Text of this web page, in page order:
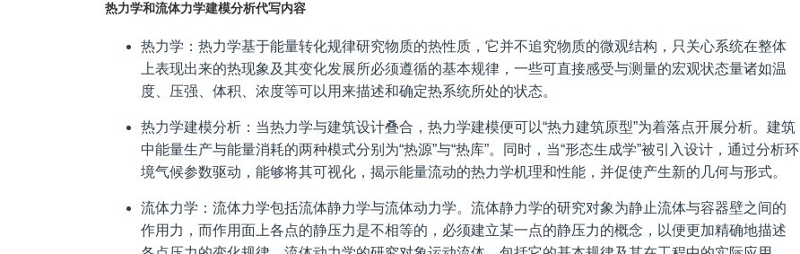
热力学和流体力学建模分析代写内容
热力学：热力学基于能量转化规律研究物质的热性质，它并不追究物质的微观结构，只关心系统在整体
上表现出来的热现象及其变化发展所必须遵循的基本规律，一些可直接感受与测量的宏观状态量诸如温
度、压强、体积、浓度等可以用来描述和确定热系统所处的状态。
热力学建模分析：当热力学与建筑设计叠合，热力学建模便可以“热力建筑原型”为着落点开展分析。建筑
中能量生产与能量消耗的两种模式分别为“热源”与“热库”。同时，当“形态生成学”被引入设计，通过分析环
境气候参数驱动，能够将其可视化，揭示能量流动的热力学机理和性能，并促使产生新的几何与形式。
流体力学：流体力学包括流体静力学与流体动力学。流体静力学的研究对象为静止流体与容器壁之间的
作用力，而作用面上各点的静压力是不相等的，必须建立某一点的静压力的概念，以便更加精确地描述